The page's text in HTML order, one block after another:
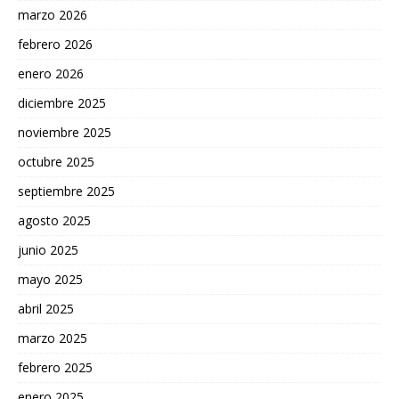
marzo 2026
febrero 2026
enero 2026
diciembre 2025
noviembre 2025
octubre 2025
septiembre 2025
agosto 2025
junio 2025
mayo 2025
abril 2025
marzo 2025
febrero 2025